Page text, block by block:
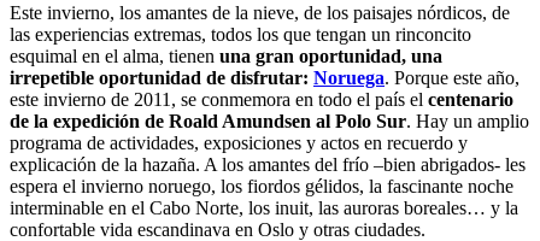
Este invierno, los amantes de la nieve, de los paisajes nórdicos, de
las experiencias extremas, todos los que tengan un rinconcito
esquimal en el alma, tienen una gran oportunidad, una
irrepetible oportunidad de disfrutar: Noruega. Porque este año,
este invierno de 2011, se conmemora en todo el país el centenario
de la expedición de Roald Amundsen al Polo Sur. Hay un amplio
programa de actividades, exposiciones y actos en recuerdo y
explicación de la hazaña. A los amantes del frío –bien abrigados- les
espera el invierno noruego, los fiordos gélidos, la fascinante noche
interminable en el Cabo Norte, los inuit, las auroras boreales… y la
confortable vida escandinava en Oslo y otras ciudades.